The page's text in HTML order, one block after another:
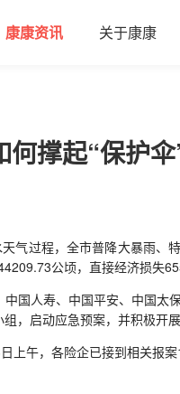
康康资讯 关于康康
撑起“保护
气过程，全市普降大暴雨
公顷，直接经济损失
人寿、中国平安、中国太
，启动应急预案，并积极开
午，各险企已接到相关报案